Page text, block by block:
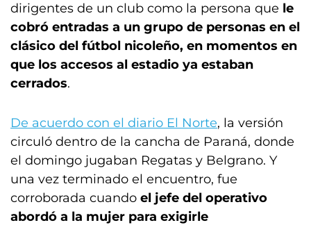
dirigentes de un club como la persona que le
cobró entradas a un grupo de personas en el
clásico del fútbol nicoleño, en momentos en
que los accesos al estadio ya estaban
cerrados.
De acuerdo con el diario El Norte, la versión
circuló dentro de la cancha de Paraná, donde
el domingo jugaban Regatas y Belgrano. Y
una vez terminado el encuentro, fue
corroborada cuando el jefe del operativo
abordó a la mujer para exigirle